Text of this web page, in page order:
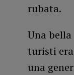
rubata.
Una
turisti
una